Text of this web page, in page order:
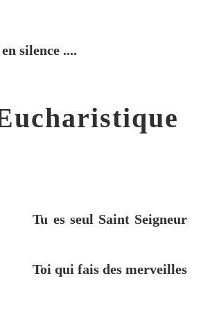
silence ....
Tu es seul Saint Seigneur
Toi qui fais des merveilles